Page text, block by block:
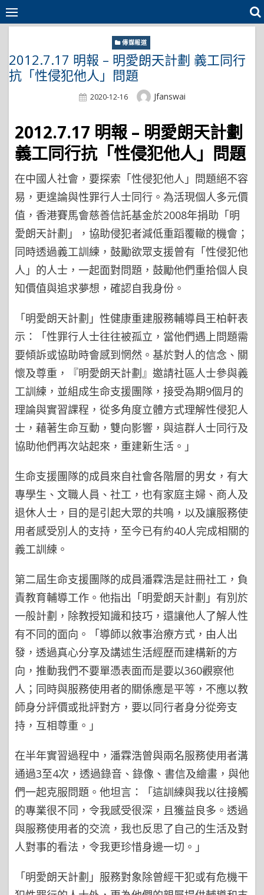
Skip
to
傳媒報道
2012.7.17 明報 – 明愛朗天計劃 義工同行
抗「性侵犯他人」問題
Posted
2020-12-16 Author
Jfanswai
2012.7.17 明報 – 明愛朗天計劃
義工同行抗「性侵犯他人」問題
在中國人社會，要探索「性侵犯他人」問題絕不容
易，更遑論與性罪行人士同行。為活現個人多元價
值，香港賽馬會慈善信託基金於2008年捐助「明
愛朗天計劃」，協助侵犯者減低重蹈覆轍的機會；
同時透過義工訓練，鼓勵欲眾支援曾有「性侵犯他
人」的人士，一起面對問題，鼓勵他們重拾個人良
知價值與追求夢想，確認自我身份。
「明愛朗天計劃」性健康重建服務輔導員王柏軒表
示：「性罪行人士往往被孤立，當他們遇上問題需
要傾訴或協助時會感到惘然。基於對人的信念、關
懷及尊重，『明愛朗天計劃』邀請社區人士參與義
工訓練，並組成生命支援團隊，接受為期9個月的
理論與實習課程，從多角度立體方式理解性侵犯人
士，藉著生命互動，雙向影響，與這群人士同行及
協助他們再次站起來，重建新生活。」
生命支援團隊的成員來自社會各階層的男女，有大
專學生、文職人員、社工，也有家庭主婦、商人及
退休人士，目的是引起大眾的共鳴，以及讓服務使
用者感受別人的支持，至今已有約40人完成相關的
義工訓練。
第二屆生命支援團隊的成員潘霖浩是註冊社工，負
責教育輔導工作。他指出「明愛朗天計劃」有別於
一般計劃，除教授知識和技巧，還讓他人了解人性
有不同的面向。「導師以敘事治療方式，由人出
發，透過真心分享及講述生活經歷而建構新的方
向，推動我們不要單憑表面而是要以360觀察他
人；同時與服務使用者的關係應是平等，不應以教
師身分評價或批評對方，要以同行者身分從旁支
持，互相尊重。」
在半年實習過程中，潘霖浩曾與兩名服務使用者溝
通過3至4次，透過錄音、錄像、書信及繪畫，與他
們一起克服問題。他坦言：「這訓練與我以往接觸
的專業很不同，令我感受很深，且獲益良多。透過
與服務使用者的交流，我也反思了自己的生活及對
人對事的看法，令我更珍惜身邊一切。」
「明愛朗天計劃」服務對象除曾經干犯或有危機干